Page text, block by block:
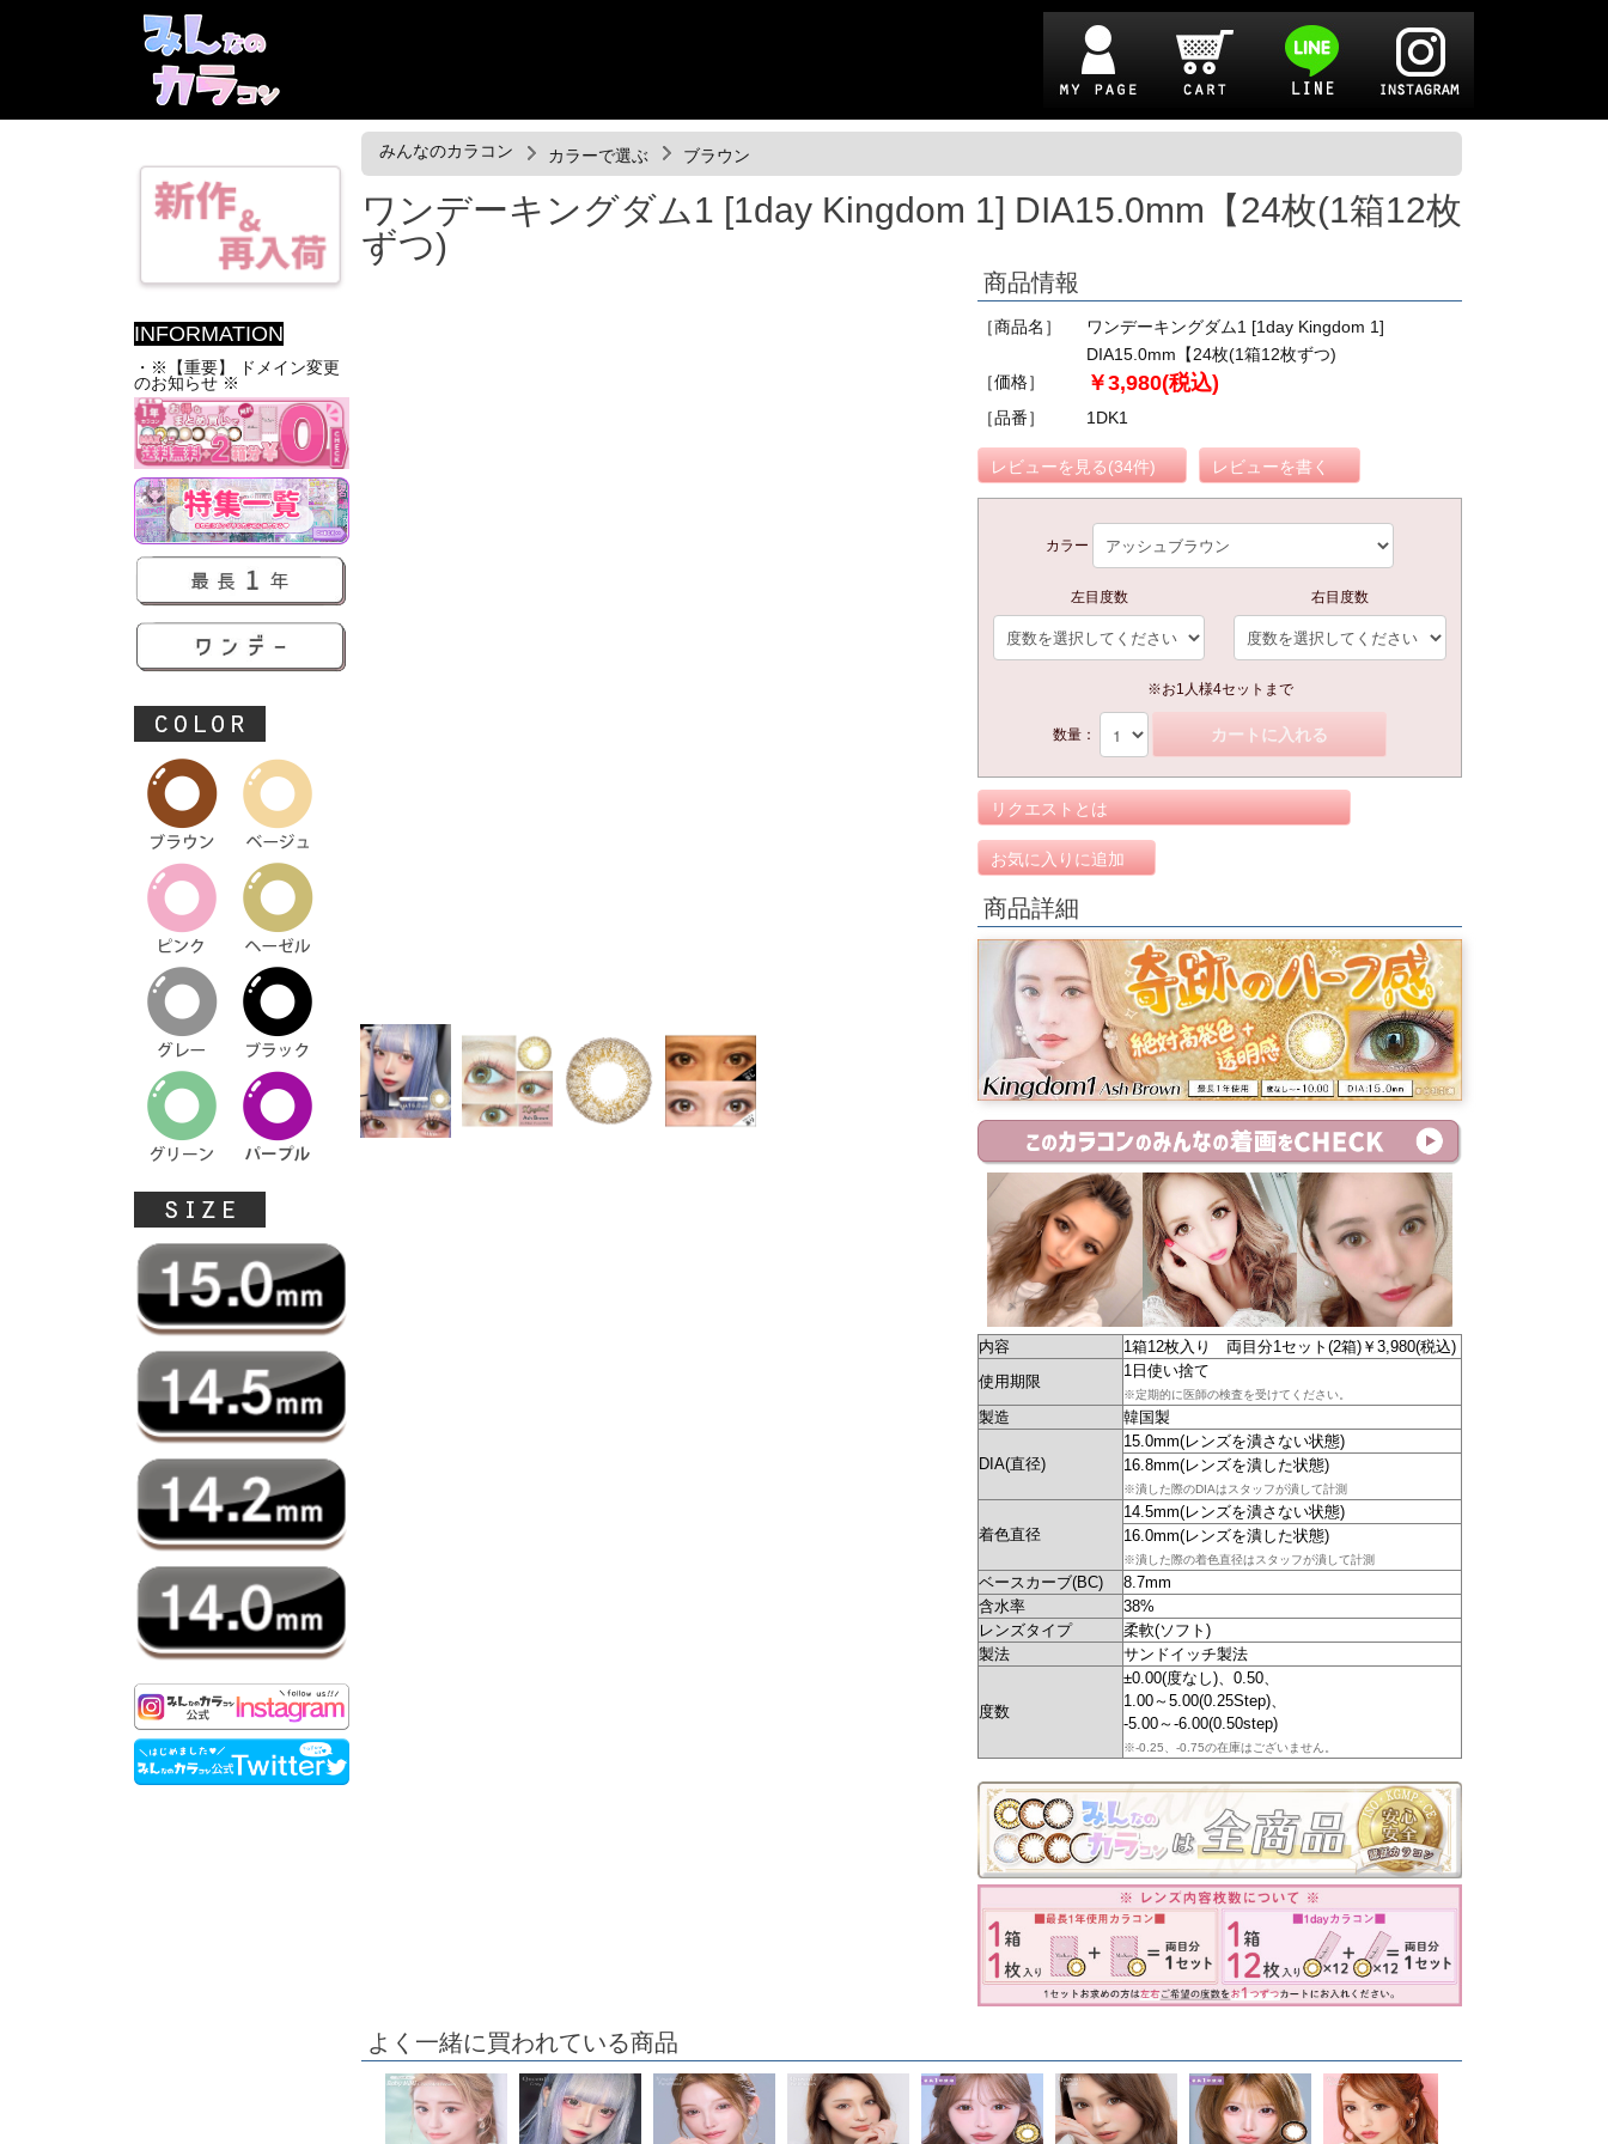
INFORMATION
・※【重要】 ドメイン変更
のお知らせ ※
みんなのカラコン カラーで選ぶ ブラウン
ワンデーキングダム1 [1day Kingdom 1] DIA15.0mm【24枚(1箱12枚
ずつ)
商品情報
［商品名］
ワンデーキングダム1 [1day Kingdom 1]
DIA15.0mm【24枚(1箱12枚ずつ)
［価格］
￥3,980(税込)
［品番］ 1DK1
レビューを見る(34件) レビューを書く
カラー
左目度数 右目度数
※お1人様4セットまで
数量： カートに入れる
リクエストとは
お気に入りに追加
商品詳細
内容
1箱12枚入り 両目分1セット(2箱)￥3,980(税込)
使用期限
1日使い捨て
※定期的に医師の検査を受けてください。
製造 韓国製
DIA(直径)
15.0mm(レンズを潰さない状態)
16.8mm(レンズを潰した状態)
※潰した際のDIAはスタッフが潰して計測
着色直径
14.5mm(レンズを潰さない状態)
16.0mm(レンズを潰した状態)
※潰した際の着色直径はスタッフが潰して計測
ベースカーブ(BC)
8.7mm
含水率
38%
レンズタイプ
柔軟(ソフト)
製法
サンドイッチ製法
度数
±0.00(度なし)、0.50、
1.00～5.00(0.25Step)、
-5.00～-6.00(0.50step)
※-0.25、-0.75の在庫はございません。
よく一緒に買われている商品